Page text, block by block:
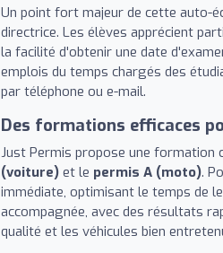
Un point fort majeur de cette auto-
directrice. Les élèves apprécient
la facilité d'obtenir une date
emplois du temps chargés des
par téléphone ou e-mail.
Des formations efficaces
Just Permis propose une formation
(voiture) et le permis A (moto).
immédiate, optimisant le temps de
accompagnée, avec des résultats
qualité et les véhicules bien